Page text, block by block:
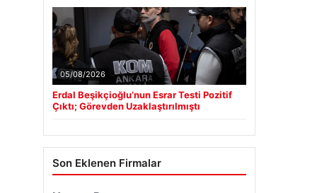
05/08/2026
Erdal Beşikçioğlu’nun Esrar Testi Pozitif
Çıktı; Görevden Uzaklaştırılmıştı
Son Eklenen Firmalar